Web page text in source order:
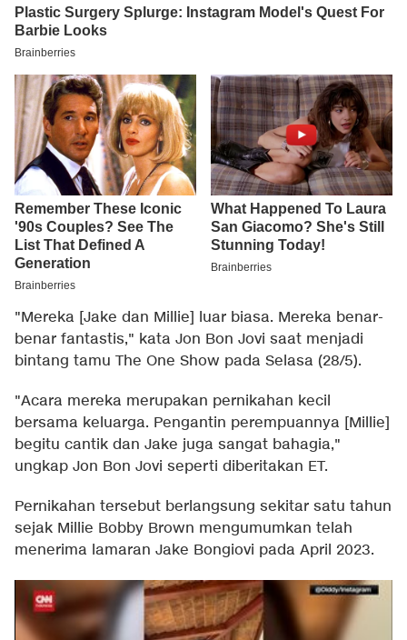
"Mereka [Jake dan Millie] luar biasa. Mereka benar-
benar fantastis," kata Jon Bon Jovi saat menjadi
bintang tamu The One Show pada Selasa (28/5).
"Acara mereka merupakan pernikahan kecil
bersama keluarga. Pengantin perempuannya [Millie]
begitu cantik dan Jake juga sangat bahagia,"
ungkap Jon Bon Jovi seperti diberitakan ET.
Pernikahan tersebut berlangsung sekitar satu tahun
sejak Millie Bobby Brown mengumumkan telah
menerima lamaran Jake Bongiovi pada April 2023.